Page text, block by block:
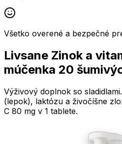
Všetko overené a bezpečné
Livsane Zinok a
múčenka 20
Výživový doplnok so
(lepok), laktózu a živočíšne
C 80 mg v 1 tablete.